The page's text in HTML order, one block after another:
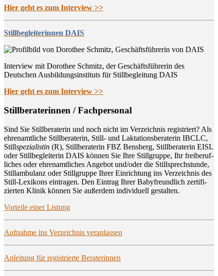
Hier geht es zum Interview >>
Stillbegleiterinnen DAIS
Interview mit Dorothee Schmitz, der Geschäftsführerin des
Deutschen Ausbildungsinstituts für Stillbegleitung DAIS
Hier geht es zum Interview >>
Still­be­ra­te­rin­nen / Fachpersonal
Sind Sie Still­be­ra­te­rin und noch nicht im Ver­zeich­nis regis­triert? Als
ehren­amt­li­che Still­be­ra­te­rin, Still- und Lak­ta­ti­ons­be­ra­te­rin IBCLC,
Stillspe­zia­lis­tin (R), Still­be­ra­te­rin FBZ Bens­berg, Still­be­ra­te­rin EISL
oder Still­be­glei­te­rin DAIS kön­nen Sie Ihre Still­grup­pe, Ihr frei­be­ruf­
li­ches oder ehren­amt­li­ches Ange­bot und/oder die Still­sprech­stun­de,
Still­am­bu­lanz oder Still­grup­pe Ihrer Ein­rich­tung ins Ver­zeich­nis des
Still-Lexi­kons ein­tra­gen. Den Ein­trag Ihrer Baby­freund­lich zer­ti­fi­
zier­ten Kli­nik kön­nen Sie außer­dem indi­vi­du­ell gestalten.
Vor­tei­le einer Listung
Auf­nah­me ins Ver­zeich­nis veranlassen
Anlei­tung für regis­trier­te Beraterinnen